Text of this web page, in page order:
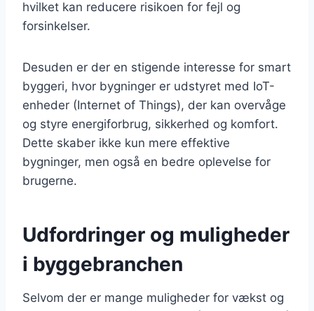
hvilket kan reducere risikoen for fejl og
forsinkelser.
Desuden er der en stigende interesse for smart
byggeri, hvor bygninger er udstyret med IoT-
enheder (Internet of Things), der kan overvåge
og styre energiforbrug, sikkerhed og komfort.
Dette skaber ikke kun mere effektive
bygninger, men også en bedre oplevelse for
brugerne.
Udfordringer og muligheder
i byggebranchen
Selvom der er mange muligheder for vækst og